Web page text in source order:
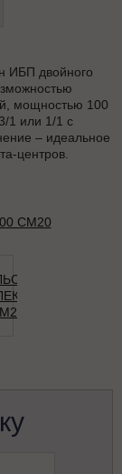
ИБП двойного
мощностью 100
1 или 1/1 с
– идеальное
центров.